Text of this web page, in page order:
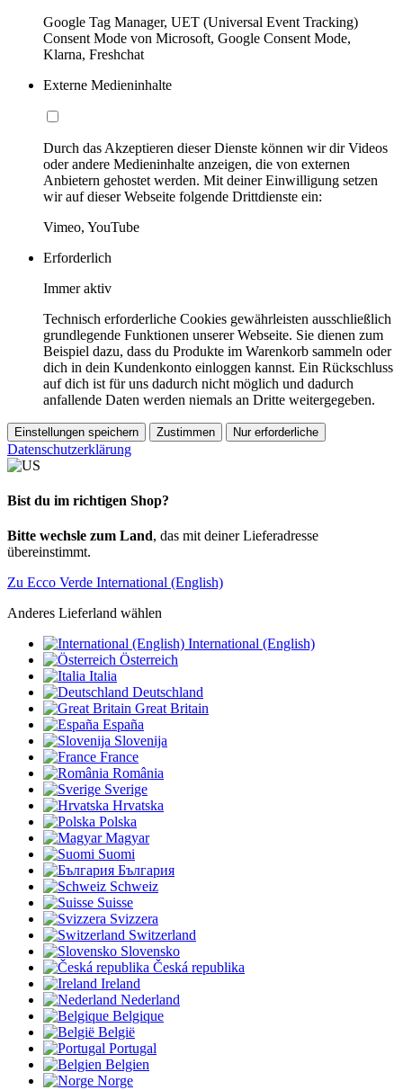
Google Tag Manager, UET (Universal Event Tracking)
Consent Mode von Microsoft, Google Consent Mode,
Klarna, Freshchat
Externe Medieninhalte
Durch das Akzeptieren dieser Dienste können wir dir Videos
oder andere Medieninhalte anzeigen, die von externen
Anbietern gehostet werden. Mit deiner Einwilligung setzen
wir auf dieser Webseite folgende Drittdienste ein:
Vimeo, YouTube
Erforderlich
Immer aktiv
Technisch erforderliche Cookies gewährleisten ausschließlich
grundlegende Funktionen unserer Webseite. Sie dienen zum
Beispiel dazu, dass du Produkte im Warenkorb sammeln oder
dich in dein Kundenkonto einloggen kannst. Ein Rückschluss
auf dich ist für uns dadurch nicht möglich und dadurch
anfallende Daten werden niemals an Dritte weitergegeben.
Einstellungen speichern Zustimmen Nur erforderliche
Datenschutzerklärung
Bist du im richtigen Shop?
Bitte wechsle zum Land, das mit deiner Lieferadresse
übereinstimmt.
Zu Ecco Verde International (English)
Anderes Lieferland wählen
International (English)
Österreich
Italia
Deutschland
Great Britain
España
Slovenija
France
România
Sverige
Hrvatska
Polska
Magyar
Suomi
България
Schweiz
Suisse
Svizzera
Switzerland
Slovensko
Česká republika
Ireland
Nederland
Belgique
België
Portugal
Belgien
Norge